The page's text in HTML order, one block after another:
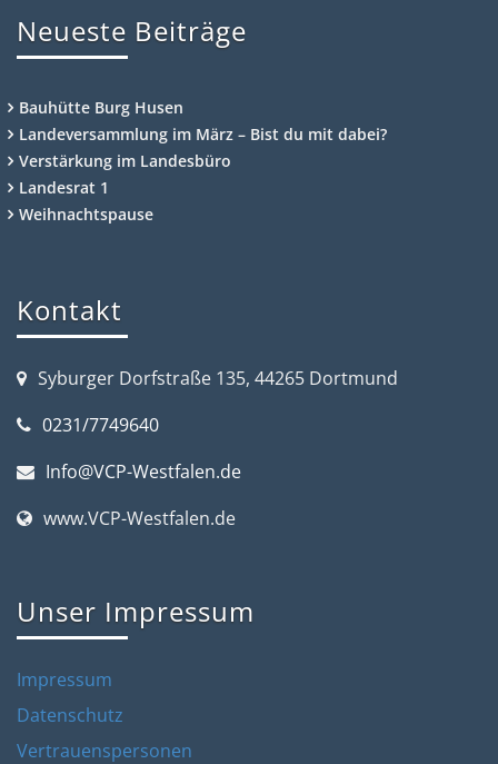
Neueste Beiträge
Bauhütte Burg Husen
Landeversammlung im März – Bist du mit dabei?
Verstärkung im Landesbüro
Landesrat 1
Weihnachtspause
Kontakt
Syburger Dorfstraße 135, 44265 Dortmund
0231/7749640
Info@VCP-Westfalen.de
www.VCP-Westfalen.de
Unser Impressum
Impressum
Datenschutz
Vertrauenspersonen